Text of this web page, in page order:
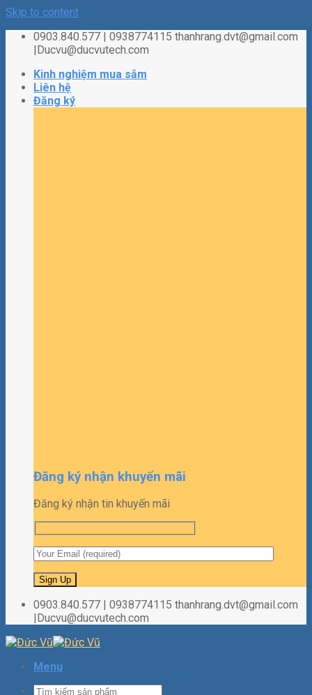
Skip to content
0903.840.577 | 0938774115 thanhrang.dvt@gmail.com
|Ducvu@ducvutech.com
Kinh nghiệm mua sắm
Liên hệ
Đăng ký
Đăng ký nhận khuyến mãi
Đăng ký nhận tin khuyến mãi
0903.840.577 | 0938774115 thanhrang.dvt@gmail.com
|Ducvu@ducvutech.com
Menu